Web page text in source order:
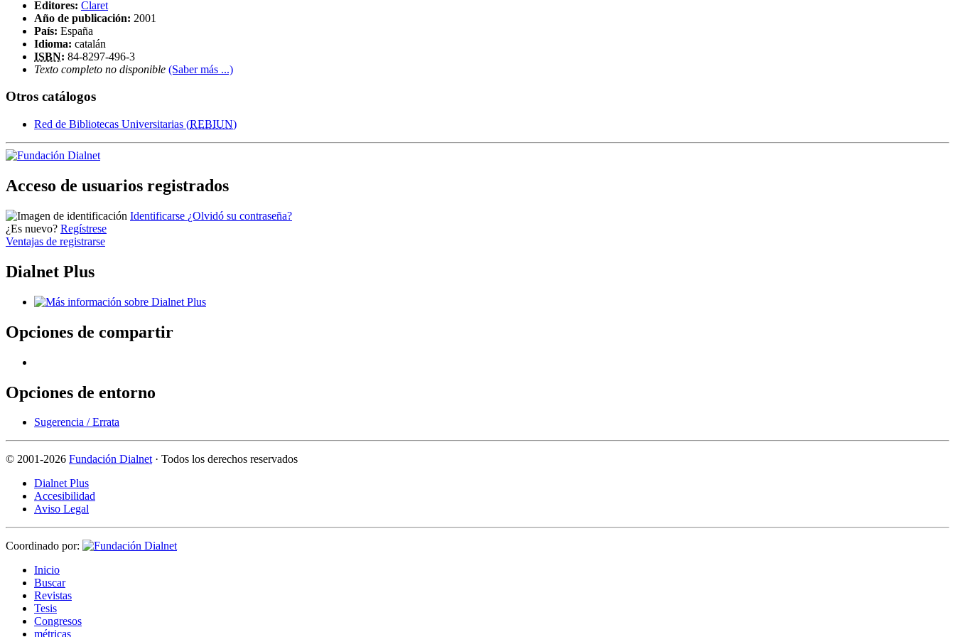
Editores: Claret
Año de publicación: 2001
País: España
Idioma: catalán
ISBN: 84-8297-496-3
Texto completo no disponible (Saber más ...)
Otros catálogos
Red de Bibliotecas Universitarias (REBIUN)
Acceso de usuarios registrados
Identificarse ¿Olvidó su contraseña?
¿Es nuevo? Regístrese
Ventajas de registrarse
Dialnet Plus
Opciones de compartir
Opciones de entorno
Sugerencia / Errata
© 2001-2026 Fundación Dialnet· Todos los derechos reservados
Dialnet Plus
Accesibilidad
Aviso Legal
Coordinado por:
Inicio
Buscar
Revistas
Tesis
Congresos
métricas